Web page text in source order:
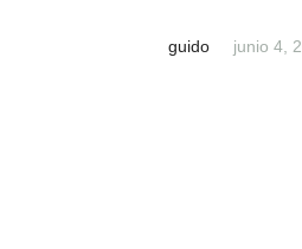
guido junio 4,